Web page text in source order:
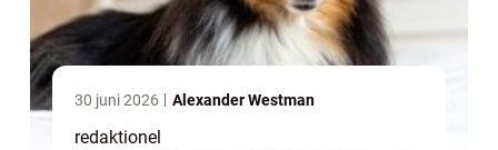
30 juni 2026 Alexander Westman
redaktionel